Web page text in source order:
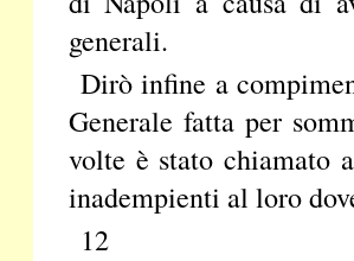
generali.
Dirò infine a
Generale fatta per
volte è stato chiamato
inadempienti al loro
12